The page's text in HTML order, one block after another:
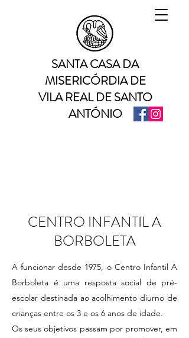
SANTA CASA DA
MISERICÓRDIA DE
VILA REAL DE SANTO
ANTÓNIO
CENTRO INFANTIL A
BORBOLETA
A funcionar desde 1975, o Centro Infantil A
Borboleta é uma resposta social de pré-
escolar destinada ao acolhimento diurno de
crianças entre os 3 e os 6 anos de idade.
Os seus objetivos passam por promover, em